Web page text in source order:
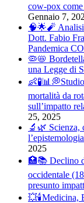
cow-pox come
Gennaio 7,
🧠🌟🧨
Dott. Fabio
Pandemica
🦠📛
una Legge di
mortalità da
sull’impatto
25, 2025
🔬🌿 Scienza,
2025
🏥📚 Declino
occidentale
presunto
💥🕯️Medicina,